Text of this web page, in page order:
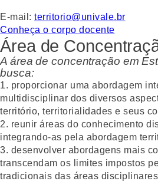
E-mail: territorio@univale.br
Conheça o corpo docente
Área de
A área de concentração em
busca:
1. proporcionar uma abordagem
multidisciplinar dos diversos
território, territorialidades e seus
2. reunir áreas do conhecimento
integrando-as pela abordagem
3. desenvolver abordagens mais
transcendam os limites impostos
tradicionais das áreas